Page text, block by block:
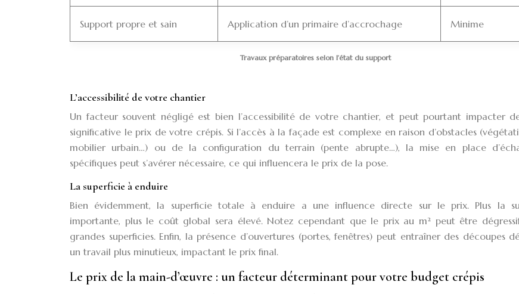
Travaux préparatoires selon l’état du support
Support propre et sain Application d’un primaire d’accrochage Minime
L’accessibilité de votre chantier
Un facteur souvent négligé est bien l’accessibilité de votre chantier, et peut pourtant impacter
significative le prix de votre crépis. Si l’accès à la façade est complexe en raison d’obstacles
mobilier urbain…) ou de la configuration du terrain (pente abrupte…), la mise en place
spécifiques peut s’avérer nécessaire, ce qui influencera le prix de la pose.
La superficie à enduire
Bien évidemment, la superficie totale à enduire a une influence directe sur le prix. Plus la
importante, plus le coût global sera élevé. Notez cependant que le prix au m² peut être
grandes superficies. Enfin, la présence d’ouvertures (portes, fenêtres) peut entraîner des découpes
un travail plus minutieux, impactant le prix final.
Le prix de la main-d’œuvre : un facteur déterminant pour votre budget crépis